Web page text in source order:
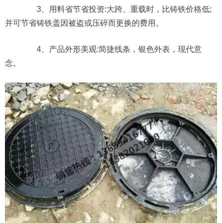
3、用料省节省投资:大跨、重载时，比铸铁价格低;
并可节省铸铁盖因被盗或压碎而更换的费用。
4、产品外形美观:简捷线条，银色外表，现代意
念。